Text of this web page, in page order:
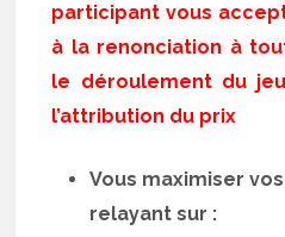
participant vous
à la renonciation à
le déroulement du
l’attribution du prix
Vous maximiser
relayant sur :